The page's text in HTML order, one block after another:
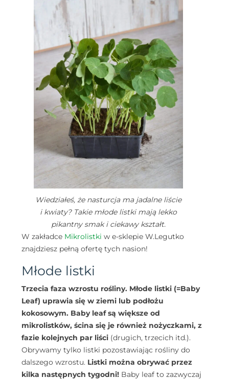
Wiedziałeś, że nasturcja ma jadalne liście
i kwiaty? Takie młode listki mają lekko
pikantny smak i ciekawy kształt.
W zakładce Mikrolistki w e-sklepie W.Legutko
znajdziesz pełną ofertę tych nasion!
Młode listki
Trzecia faza wzrostu rośliny. Młode listki (=Baby
Leaf) uprawia się w ziemi lub podłożu
kokosowym. Baby leaf są większe od
mikrolistków, ścina się je również nożyczkami, z
fazie kolejnych par liści (drugich, trzecich itd.).
Obrywamy tylko listki pozostawiając rośliny do
dalszego wzrostu. Listki można obrywać przez
kilka następnych tygodni! Baby leaf to zazwyczaj